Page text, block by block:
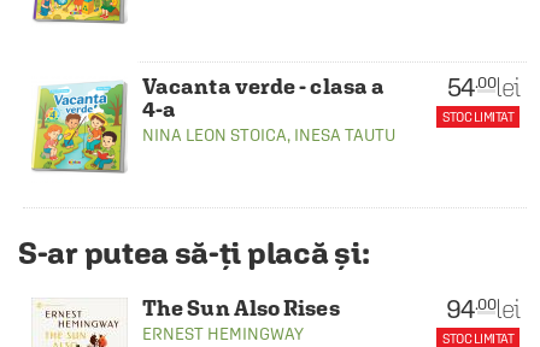
Vacanta verde - clasa a
4-a
NINA LEON STOICA, INESA TAUTU
54.00lei
STOC LIMITAT
S-ar putea să-ți placă și:
The Sun Also Rises
ERNEST HEMINGWAY
94.00lei
STOC LIMITAT